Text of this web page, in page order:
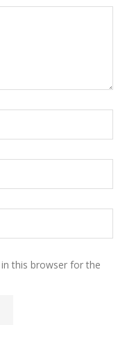
this browser for the